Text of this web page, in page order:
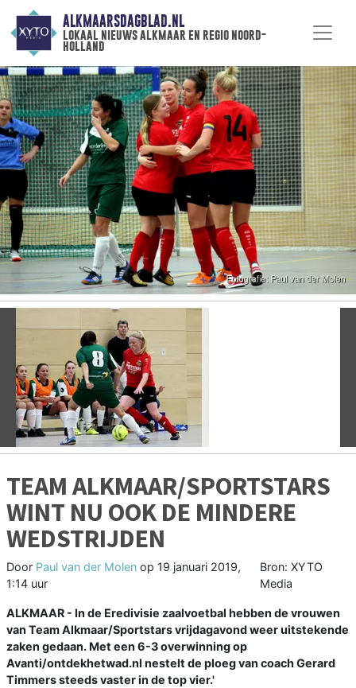
ALKMAARSDAGBLAD.NL
lokaal nieuws alkmaar en regio noord-
holland
Vorige
TEAM ALKMAAR/SPORTSTARS
WINT NU OOK DE MINDERE
WEDSTRIJDEN
Door Paul van der Molen op 19 januari 2019,
1:14 uur
Bron: XYTO
Media
ALKMAAR - In de Eredivisie zaalvoetbal hebben de vrouwen
van Team Alkmaar/Sportstars vrijdagavond weer uitstekende
zaken gedaan. Met een 6-3 overwinning op
Avanti/ontdekhetwad.nl nestelt de ploeg van coach Gerard
Timmers steeds vaster in de top vier.'